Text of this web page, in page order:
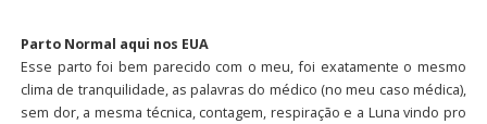
Parto Normal aqui nos EUA
Esse parto foi bem parecido com o meu, foi exatamente o mesmo
clima de tranquilidade, as palavras do médico (no meu caso médica),
sem dor, a mesma técnica, contagem, respiração e a Luna vindo pro